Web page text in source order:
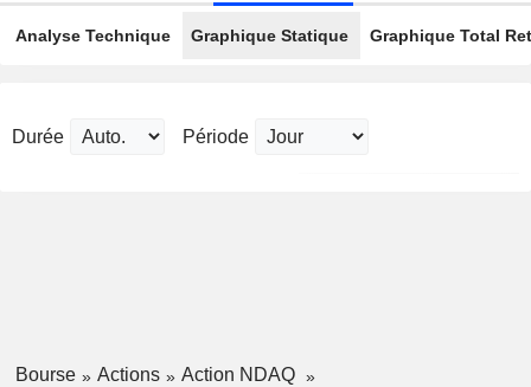
Analyse Technique Graphique Statique Graphique Total
Durée Période
Bourse Actions
Action NDAQ